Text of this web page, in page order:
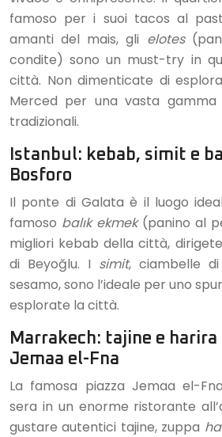
famoso per i suoi tacos al
amanti del mais, gli elotes
condite) sono un must-try in
città. Non dimenticate di
Merced per una vasta gamma
tradizionali.
Istanbul: kebab, simit e
Bosforo
Il ponte di Galata è il luogo
famoso balık ekmek(panino al
migliori kebab della città,
di Beyoğlu. I simit, ciambelle
sesamo, sono l’ideale per uno
esplorate la città.
Marrakech: tajine e harira
Jemaa el-Fna
La famosa piazza Jemaa el-
sera in un enorme ristorante
gustare autentici tajine, zuppa